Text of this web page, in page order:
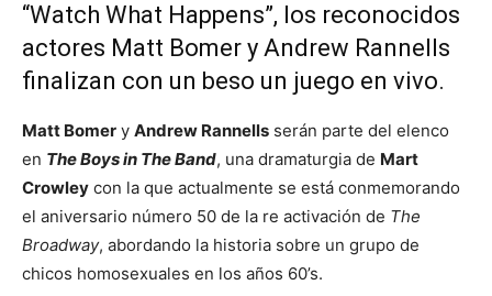
“Watch What Happens”, los reconocidos
actores Matt Bomer y Andrew Rannells
finalizan con un beso un juego en vivo.
Matt Bomer y Andrew Rannells serán parte del elenco
en The Boys in The Band, una dramaturgia de Mart
Crowley con la que actualmente se está conmemorando
el aniversario número 50 de la re activación de The
Broadway, abordando la historia sobre un grupo de
chicos homosexuales en los años 60’s.